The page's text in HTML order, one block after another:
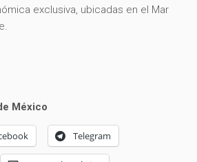
exclusiva, ubicadas en el Mar
México
Telegram